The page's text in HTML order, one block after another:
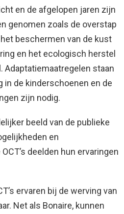
en de afgelopen jaren zijn
genomen zoals de overstap
beschermen van de kust
en het ecologisch herstel
Adaptatiemaatregelen staan
in de kinderschoenen en de
zijn nodig.
beeld van de publieke
en
deelden hun ervaringen
ervaren bij de werving van
Net als Bonaire, kunnen